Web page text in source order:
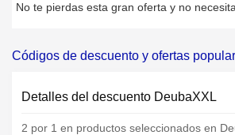
No te pierdas esta gran oferta y no
Códigos de descuento y ofertas
Detalles del descuento DeubaXXL
2 por 1 en productos seleccionados en